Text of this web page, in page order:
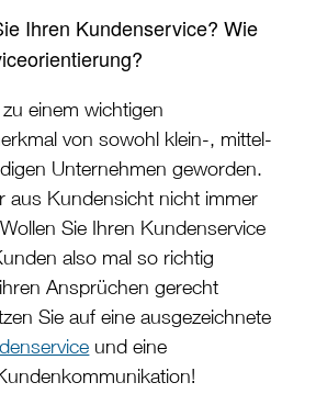
Ihren Kundenservice? Wie
einem wichtigen
von sowohl klein-, mittel-
Unternehmen geworden.
aus Kundensicht nicht immer
Sie Ihren Kundenservice
also mal so richtig
Ansprüchen gerecht
Sie auf eine ausgezeichnete
und eine